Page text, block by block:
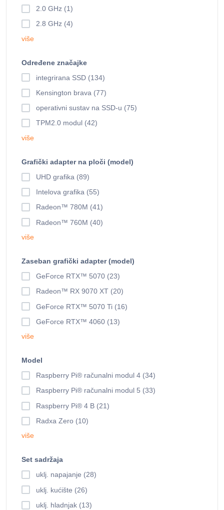
2.0 GHz (1)
2.8 GHz (4)
više
Određene značajke
integrirana SSD (134)
Kensington brava (77)
operativni sustav na SSD-u (75)
TPM2.0 modul (42)
više
Grafički adapter na ploči (model)
UHD grafika (89)
Intelova grafika (55)
Radeon™ 780M (41)
Radeon™ 760M (40)
više
Zaseban grafički adapter (model)
GeForce RTX™ 5070 (23)
Radeon™ RX 9070 XT (20)
GeForce RTX™ 5070 Ti (16)
GeForce RTX™ 4060 (13)
više
Model
Raspberry Pi® računalni modul 4 (34)
Raspberry Pi® računalni modul 5 (33)
Raspberry Pi® 4 B (21)
Radxa Zero (10)
više
Set sadržaja
uklj. napajanje (28)
uklj. kućište (26)
uklj. hladnjak (13)